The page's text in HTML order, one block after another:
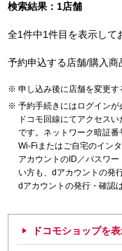
検索結果：1店舗
全1件中1件目を表示して
予約申込する店舗/購入商
申し込み後に店舗を変更す
予約手続きにはログインが
ドコモ回線にてアクセス
です。ネットワーク暗証番
Wi-Fiまたはご自宅のイン
アカウントのID／パスワ
い方も、dアカウントの発
dアカウントの発行・確認
ドコモショップを